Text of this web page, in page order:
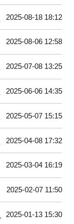
2025-08-18 18:12
2025-08-06 12:58
2025-07-08 13:25
2025-06-06 14:35
2025-05-07 15:15
2025-04-08 17:32
2025-03-04 16:19
2025-02-07 11:50
2025-01-13 15:30